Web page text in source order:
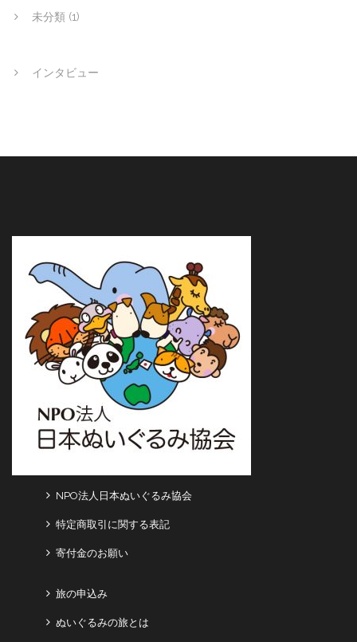
未分類 (1)
インタビュー
NPO法人日本ぬいぐるみ協会
特定商取引に関する表記
寄付金のお願い
旅の申込み
ぬいぐるみの旅とは